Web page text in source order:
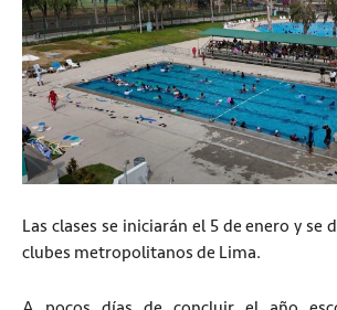
Las clases se iniciarán el 5 de enero y se
clubes metropolitanos de Lima.